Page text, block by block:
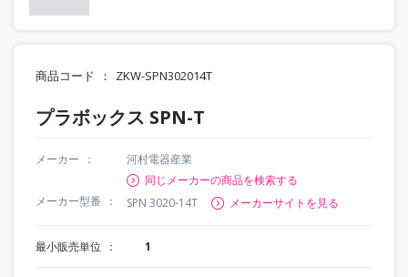
商品コード ZKW-SPN302014T
プラボックス SPN-T
メーカー
河村電器産業
同じメーカーの商品を検索する
メーカー型番
SPN 3020-14T メーカーサイトを見る
最小販売単位 1